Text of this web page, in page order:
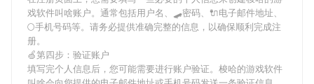
戏软件叫啥账户。通常包括用户名、🛹密码、🔌电子邮件地址、
🌕手机号码等。请务必提供准确完整的信息，以确保顺利完成注
册。
🍏第四步：验证账户
填写完个人信息后，您可能需要进行账户验证。梭哈的游戏软件